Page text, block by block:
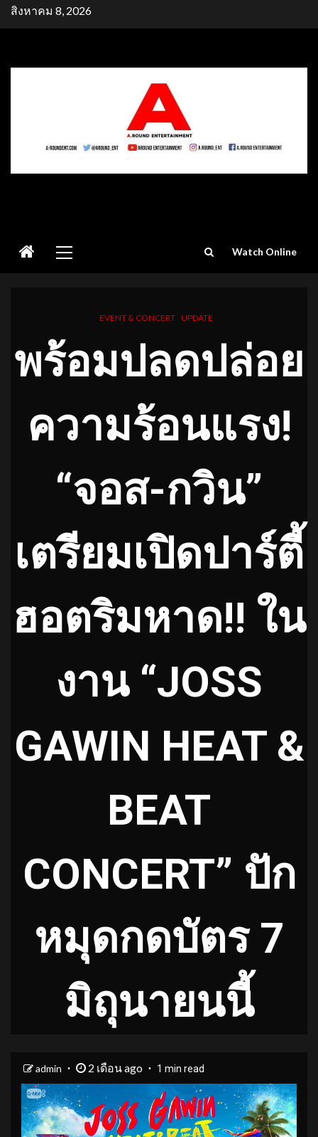
Skipสิงหาคม 8, 2026
Menu
Watch Online
EVENT & CONCERT UPDATE
พร้อมปลดปล่อย
ความร้อนแรง!
“จอส-กวิน”
เตรียมเปิดปาร์ตี้
ฮอตริมหาด!! ใน
งาน “JOSS
GAWIN HEAT &
BEAT
CONCERT” ปัก
หมุดกดบัตร 7
มิถุนายนนี้
admin 2 เดือน ago 1 min read